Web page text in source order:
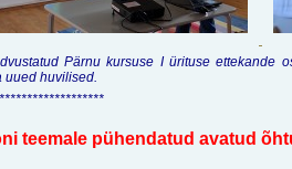
Pärnu kursuse I ürituse
uued huvilised.
teemale pühendatud avatud